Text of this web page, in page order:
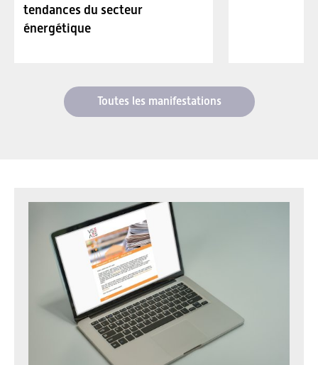
tendances du secteur
énergétique
Toutes les manifestations